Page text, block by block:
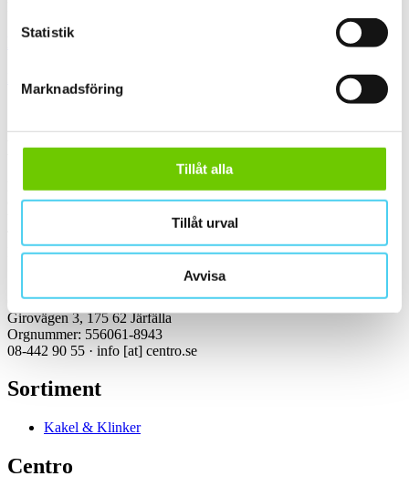
Statistik
Marknadsföring
Tillåt alla
Tillåt urval
Avvisa
Kakel & klinker
Kontakt
Kundservice Konsument
Öppettider:
Mejl:info[at]centro.se
Centro Kakel & Klinker AB
Girovägen 3, 175 62 Järfälla
Orgnummer: 556061-8943
08-442 90 55 · info [at] centro.se
Sortiment
Kakel & Klinker
Centro